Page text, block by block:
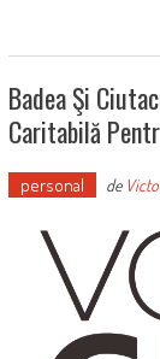
Badea Şi
Caritabilă
personal de